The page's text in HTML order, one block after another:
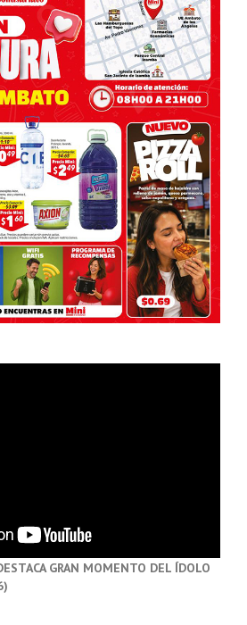
GRAN MOMENTO DEL ÍDOLO